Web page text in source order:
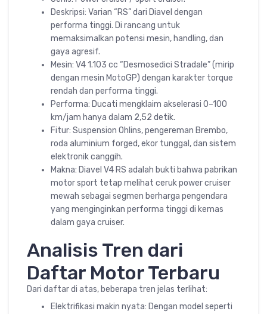
Deskripsi: Varian “RS” dari Diavel dengan
performa tinggi. Di rancang untuk
memaksimalkan potensi mesin, handling, dan
gaya agresif.
Mesin: V4 1.103 cc “Desmosedici Stradale” (mirip
dengan mesin MotoGP) dengan karakter torque
rendah dan performa tinggi.
Performa: Ducati mengklaim akselerasi 0–100
km/jam hanya dalam 2,52 detik.
Fitur: Suspension Ohlins, pengereman Brembo,
roda aluminium forged, ekor tunggal, dan sistem
elektronik canggih.
Makna: Diavel V4 RS adalah bukti bahwa pabrikan
motor sport tetap melihat ceruk power cruiser
mewah sebagai segmen berharga pengendara
yang menginginkan performa tinggi di kemas
dalam gaya cruiser.
Analisis Tren dari
Daftar Motor Terbaru
Dari daftar di atas, beberapa tren jelas terlihat:
Elektrifikasi makin nyata: Dengan model seperti